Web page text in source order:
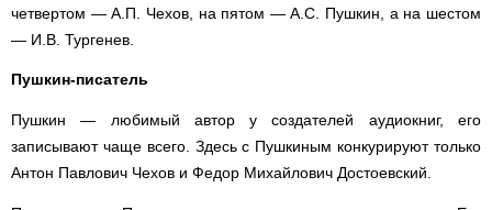
четвертом — А.П. Чехов, на пятом — А.С. Пушкин, а на шестом
— И.В. Тургенев.
Пушкин-писатель
Пушкин — любимый автор у создателей аудиокниг, его
записывают чаще всего. Здесь с Пушкиным конкурируют только
Антон Павлович Чехов и Федор Михайлович Достоевский.